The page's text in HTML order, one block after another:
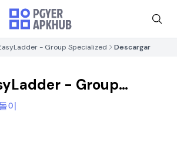
- Group Specialized Descargar
- Group
이